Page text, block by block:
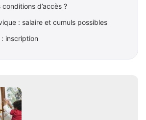
d’accès ?
: salaire et cumuls possibles
inscription